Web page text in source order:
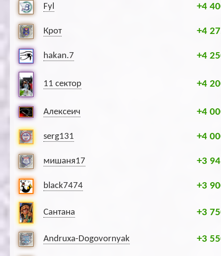
Fyl +4
Крот +4
hakan.7 +4
11 сектор +4
Алексеич +4
serg131 +4
мишаня17 +3
black7474 +3
Сантана +3
Andruxa-Dogovornyak +3